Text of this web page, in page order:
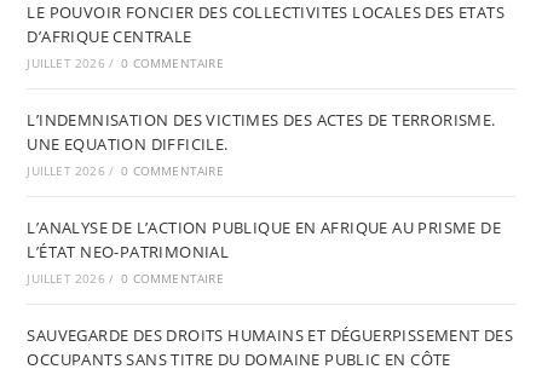
LE POUVOIR FONCIER DES COLLECTIVITES LOCALES DES ETATS
D’AFRIQUE CENTRALE
JUILLET 2026 / 0 COMMENTAIRE
L’INDEMNISATION DES VICTIMES DES ACTES DE TERRORISME.
UNE EQUATION DIFFICILE.
JUILLET 2026 / 0 COMMENTAIRE
L’ANALYSE DE L’ACTION PUBLIQUE EN AFRIQUE AU PRISME DE
L’ÉTAT NEO-PATRIMONIAL
JUILLET 2026 / 0 COMMENTAIRE
SAUVEGARDE DES DROITS HUMAINS ET DÉGUERPISSEMENT DES
OCCUPANTS SANS TITRE DU DOMAINE PUBLIC EN CÔTE